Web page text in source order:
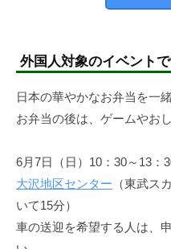
外国人対象のイベントで
日本の華やかなお弁当を一
お弁当の後は、ゲームやお
6月7日（日）10：30～13：
大沢地区センター （東武ス
いて15分）
車の送迎を希望する人は、